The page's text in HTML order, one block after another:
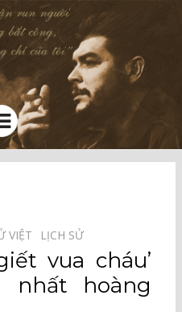
Menu
VIỆT⠀ LỊCH SỬ⠀
vua cháu’
nhất hoàng